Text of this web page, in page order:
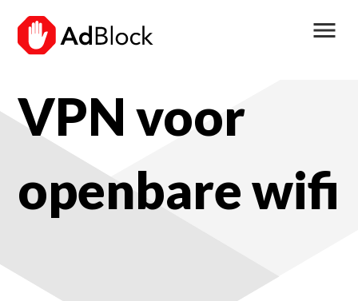
menu
VPN voor
openbare wifi